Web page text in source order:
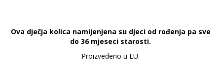
Ova dječja kolica namijenjena su djeci od rođenja pa sve
do 36 mjeseci starosti.
Proizvedeno u EU.